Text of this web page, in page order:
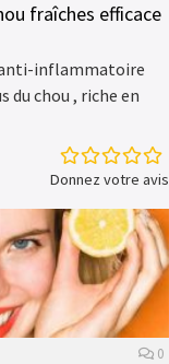
fraîches efficace
inflammatoire
du chou , riche en
Donnez votre avis
0